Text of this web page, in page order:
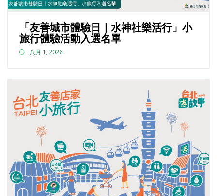
「友善城市體驗日｜水神社樂活行」小
旅行體驗活動入選名單
八月 1, 2026